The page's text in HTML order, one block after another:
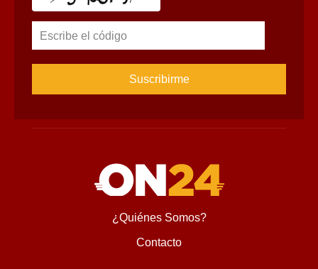
Suscríbete al Newsletter
Suscríbete para recibir novedades, ofertas especiales,
noticias tecnológicas e invitaciones a nuestros exclusivos
Cambiar imagen
Escribe el código